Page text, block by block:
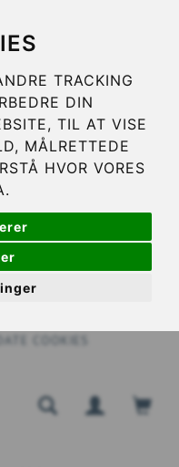
TRACKING
DIN
TIL AT VISE
MÅLRETTEDE
HVOR VORES
COOKIES